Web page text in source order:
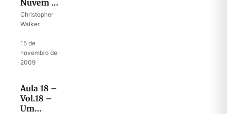
Nuvem e
o Fogo na
Casa de
Christopher
Walker
15 de
novembro de
2009
Aula 18 –
Vol.18 –
Um